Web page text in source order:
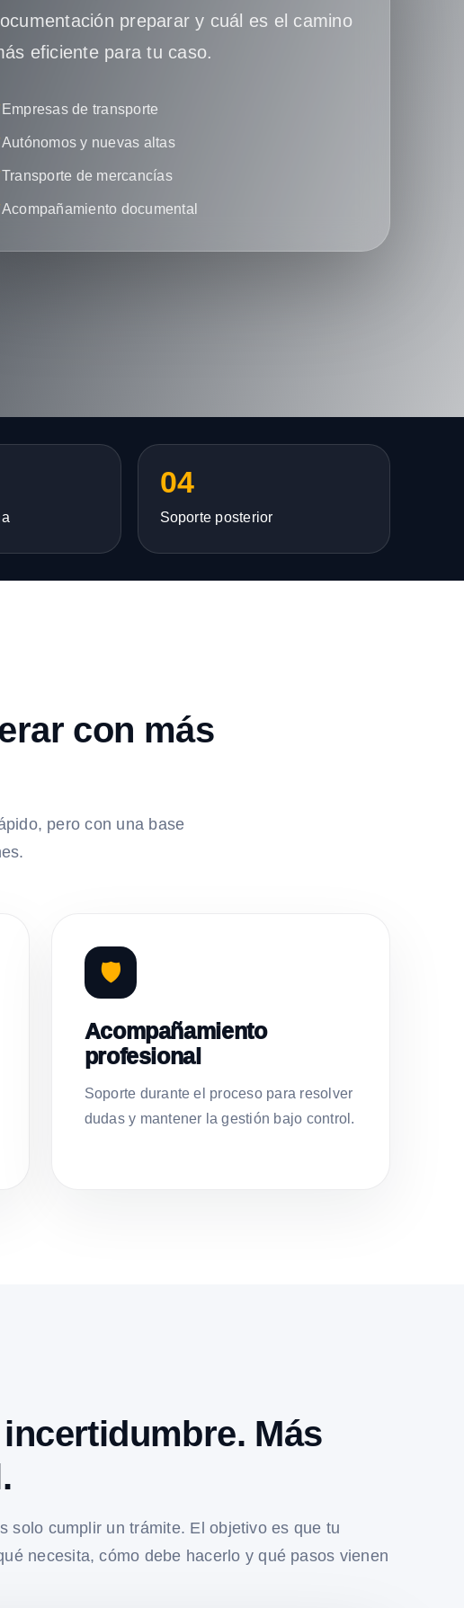
preparar y cuál es el camino
eficiente para tu caso.
Empresas de transporte
Autónomos y nuevas altas
Transporte de mercancías
Acompañamiento documental
04
Soporte posterior
con más
pero con una base
🛡️
Acompañamiento
profesional
Soporte durante el proceso para resolver
dudas y mantener la gestión bajo control.
Más
solo cumplir un trámite. El objetivo es que tu
necesita, cómo debe hacerlo y qué pasos vienen